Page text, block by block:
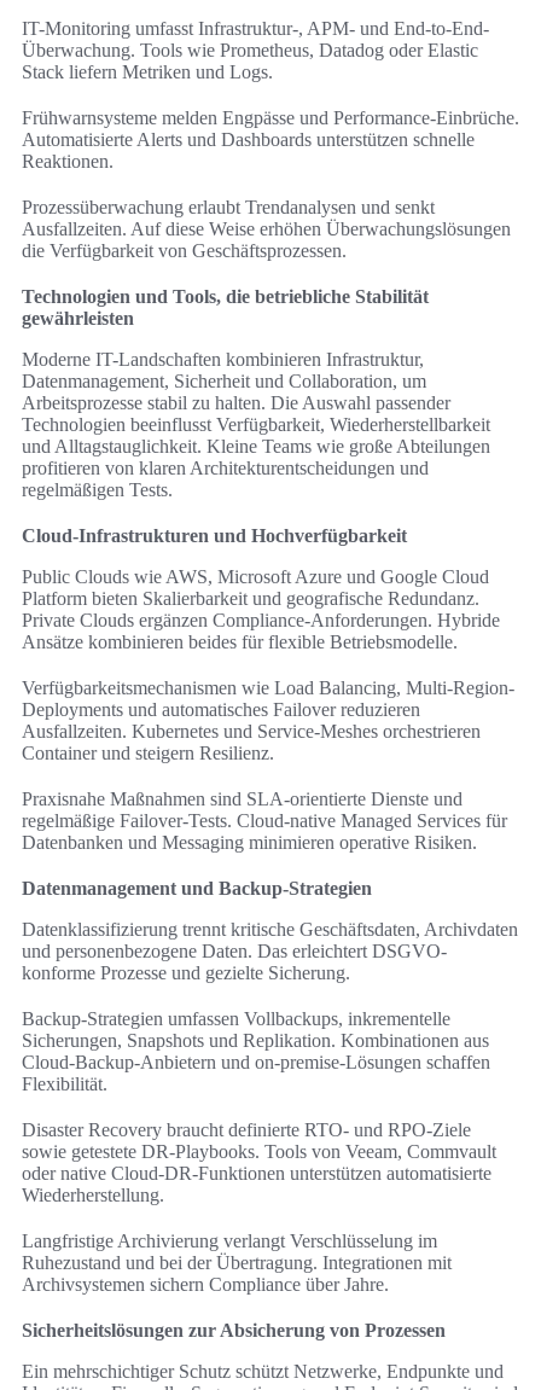
IT-Monitoring umfasst Infrastruktur-, APM- und End-to-End-
Überwachung. Tools wie Prometheus, Datadog oder Elastic
Stack liefern Metriken und Logs.
Frühwarnsysteme melden Engpässe und Performance-Einbrüche.
Automatisierte Alerts und Dashboards unterstützen schnelle
Reaktionen.
Prozessüberwachung erlaubt Trendanalysen und senkt
Ausfallzeiten. Auf diese Weise erhöhen Überwachungslösungen
die Verfügbarkeit von Geschäftsprozessen.
Technologien und Tools, die betriebliche Stabilität
gewährleisten
Moderne IT-Landschaften kombinieren Infrastruktur,
Datenmanagement, Sicherheit und Collaboration, um
Arbeitsprozesse stabil zu halten. Die Auswahl passender
Technologien beeinflusst Verfügbarkeit, Wiederherstellbarkeit
und Alltagstauglichkeit. Kleine Teams wie große Abteilungen
profitieren von klaren Architekturentscheidungen und
regelmäßigen Tests.
Cloud-Infrastrukturen und Hochverfügbarkeit
Public Clouds wie AWS, Microsoft Azure und Google Cloud
Platform bieten Skalierbarkeit und geografische Redundanz.
Private Clouds ergänzen Compliance-Anforderungen. Hybride
Ansätze kombinieren beides für flexible Betriebsmodelle.
Verfügbarkeitsmechanismen wie Load Balancing, Multi-Region-
Deployments und automatisches Failover reduzieren
Ausfallzeiten. Kubernetes und Service-Meshes orchestrieren
Container und steigern Resilienz.
Praxisnahe Maßnahmen sind SLA-orientierte Dienste und
regelmäßige Failover-Tests. Cloud-native Managed Services für
Datenbanken und Messaging minimieren operative Risiken.
Datenmanagement und Backup-Strategien
Datenklassifizierung trennt kritische Geschäftsdaten, Archivdaten
und personenbezogene Daten. Das erleichtert DSGVO-
konforme Prozesse und gezielte Sicherung.
Backup-Strategien umfassen Vollbackups, inkrementelle
Sicherungen, Snapshots und Replikation. Kombinationen aus
Cloud-Backup-Anbietern und on-premise-Lösungen schaffen
Flexibilität.
Disaster Recovery braucht definierte RTO- und RPO-Ziele
sowie getestete DR-Playbooks. Tools von Veeam, Commvault
oder native Cloud-DR-Funktionen unterstützen automatisierte
Wiederherstellung.
Langfristige Archivierung verlangt Verschlüsselung im
Ruhezustand und bei der Übertragung. Integrationen mit
Archivsystemen sichern Compliance über Jahre.
Sicherheitslösungen zur Absicherung von Prozessen
Ein mehrschichtiger Schutz schützt Netzwerke, Endpunkte und